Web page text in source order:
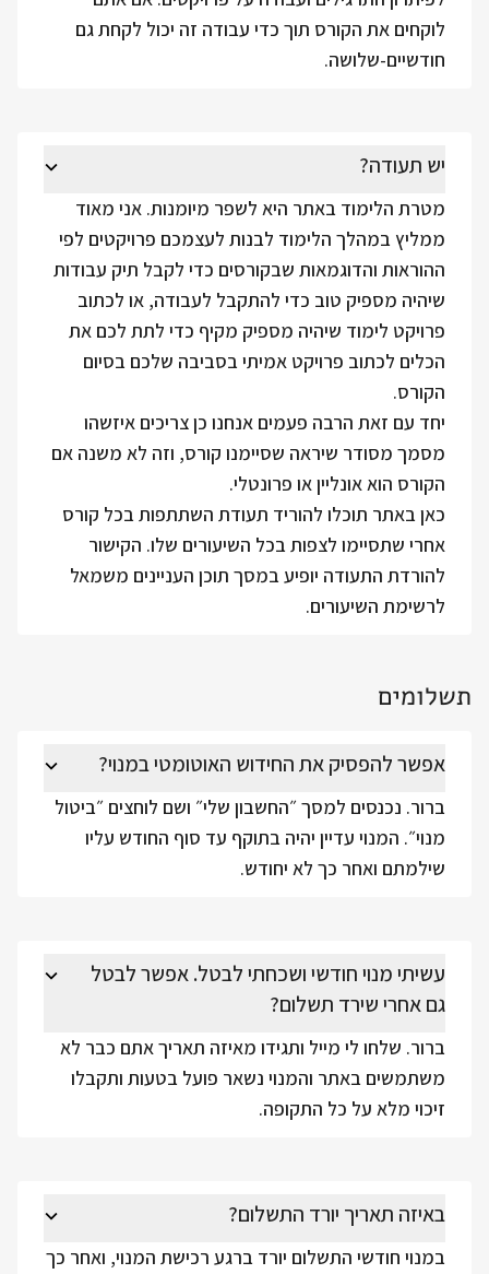
לוקחים את הקורס תוך כדי עבודה זה יכול לקחת גם
חודשיים-שלושה.
יש תעודה?
מטרת הלימוד באתר היא לשפר מיומנות. אני מאוד
ממליץ במהלך הלימוד לבנות לעצמכם פרויקטים לפי
ההוראות והדוגמאות שבקורסים כדי לקבל תיק עבודות
שיהיה מספיק טוב כדי להתקבל לעבודה, או לכתוב
פרויקט לימוד שיהיה מספיק מקיף כדי לתת לכם את
הכלים לכתוב פרויקט אמיתי בסביבה שלכם בסיום
הקורס.
יחד עם זאת הרבה פעמים אנחנו כן צריכים איזשהו
מסמך מסודר שיראה שסיימנו קורס, וזה לא משנה אם
הקורס הוא אונליין או פרונטלי.
כאן באתר תוכלו להוריד תעודת השתתפות בכל קורס
אחרי שתסיימו לצפות בכל השיעורים שלו. הקישור
להורדת התעודה יופיע במסך תוכן העניינים משמאל
לרשימת השיעורים.
תשלומים
אפשר להפסיק את החידוש האוטומטי במנוי?
ברור. נכנסים למסך ״החשבון שלי״ ושם לוחצים ״ביטול
מנוי״. המנוי עדיין יהיה בתוקף עד סוף החודש עליו
שילמתם ואחר כך לא יחודש.
עשיתי מנוי חודשי ושכחתי לבטל. אפשר לבטל
גם אחרי שירד תשלום?
ברור. שלחו לי מייל ותגידו מאיזה תאריך אתם כבר לא
משתמשים באתר והמנוי נשאר פועל בטעות ותקבלו
זיכוי מלא על כל התקופה.
באיזה תאריך יורד התשלום?
במנוי חודשי התשלום יורד ברגע רכישת המנוי, ואחר כך